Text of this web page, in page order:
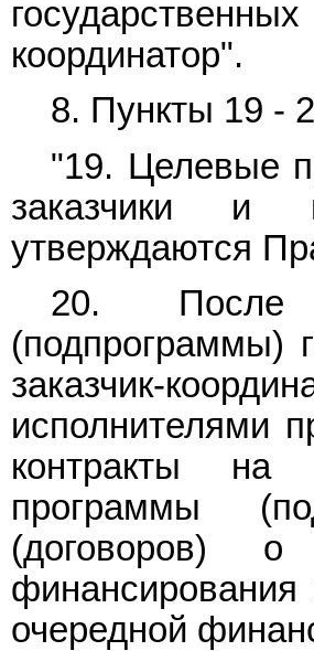
координатор".
8. Пункты 19 -
"19. Целевые
заказчики и
утверждаются
20. После
(подпрограммы)
заказчик-
исполнителями
контракты на
программы
(договоров)
очередной